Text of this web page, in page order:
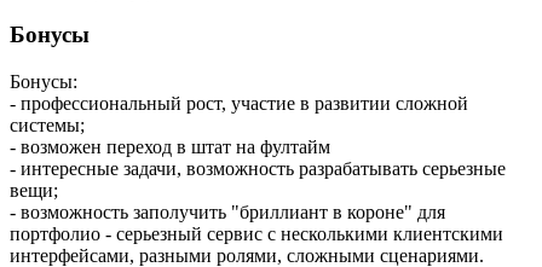
Бонусы
Бонусы:
- профессиональный рост, участие в развитии сложной
системы;
- возможен переход в штат на фултайм
- интересные задачи, возможность разрабатывать серьезные
вещи;
- возможность заполучить "бриллиант в короне" для
портфолио - серьезный сервис с несколькими клиентскими
интерфейсами, разными ролями, сложными сценариями.